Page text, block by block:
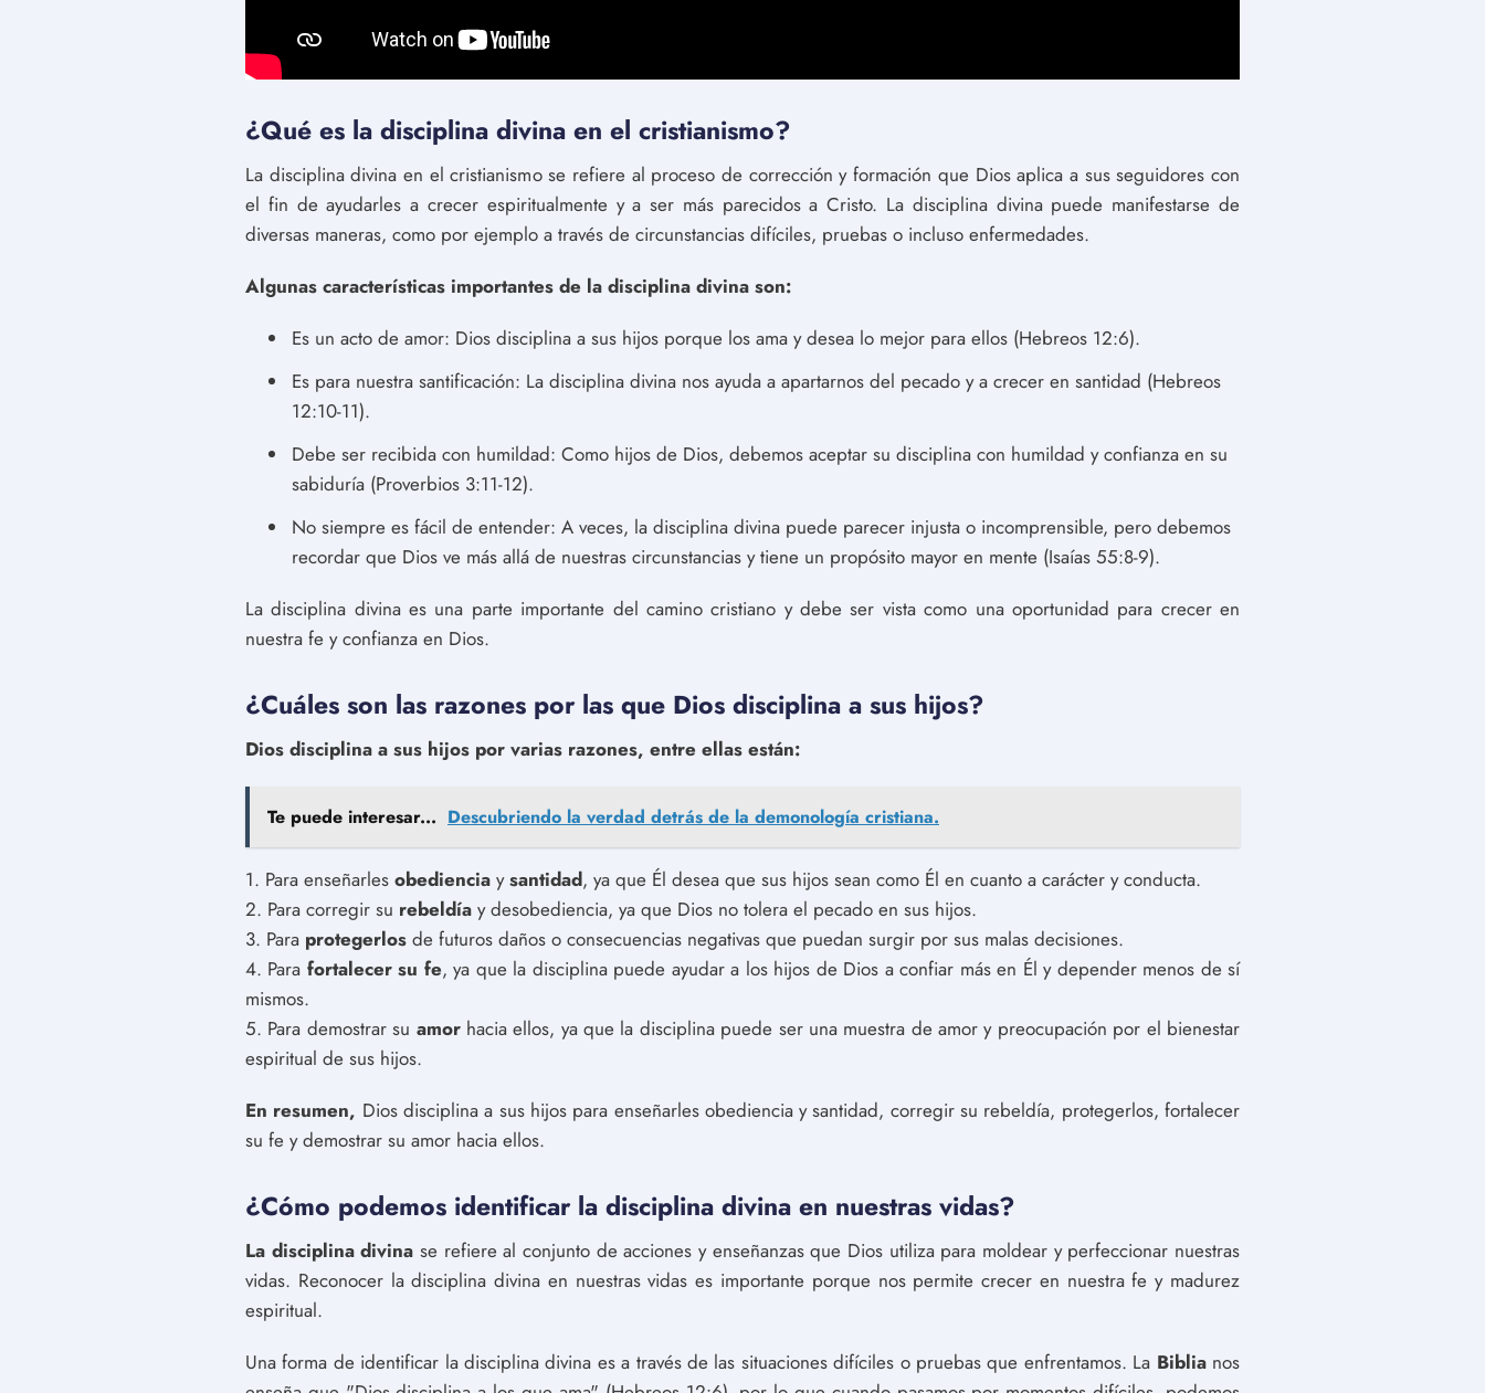
¿Qué es la disciplina divina en el cristianismo?
La disciplina divina en el cristianismo se refiere al proceso de corrección y formación que Dios aplica a sus seguidores con
el fin de ayudarles a crecer espiritualmente y a ser más parecidos a Cristo. La disciplina divina puede manifestarse de
diversas maneras, como por ejemplo a través de circunstancias difíciles, pruebas o incluso enfermedades.
Algunas características importantes de la disciplina divina son:
Es un acto de amor: Dios disciplina a sus hijos porque los ama y desea lo mejor para ellos (Hebreos 12:6).
Es para nuestra santificación: La disciplina divina nos ayuda a apartarnos del pecado y a crecer en santidad (Hebreos
12:10-11).
Debe ser recibida con humildad: Como hijos de Dios, debemos aceptar su disciplina con humildad y confianza en su
sabiduría (Proverbios 3:11-12).
No siempre es fácil de entender: A veces, la disciplina divina puede parecer injusta o incomprensible, pero debemos
recordar que Dios ve más allá de nuestras circunstancias y tiene un propósito mayor en mente (Isaías 55:8-9).
La disciplina divina es una parte importante del camino cristiano y debe ser vista como una oportunidad para crecer en
nuestra fe y confianza en Dios.
¿Cuáles son las razones por las que Dios disciplina a sus hijos?
Dios disciplina a sus hijos por varias razones, entre ellas están:
Te puede interesar... Descubriendo la verdad detrás de la demonología cristiana.
1. Para enseñarles obediencia ysantidad, ya que Él desea que sus hijos sean como Él en cuanto a carácter y conducta.
2. Para corregir su rebeldía y desobediencia, ya que Dios no tolera el pecado en sus hijos.
3. Para protegerlos de futuros daños o consecuencias negativas que puedan surgir por sus malas decisiones.
4. Para fortalecer su fe, ya que la disciplina puede ayudar a los hijos de Dios a confiar más en Él y depender menos de sí
mismos.
5. Para demostrar su amorhacia ellos, ya que la disciplina puede ser una muestra de amor y preocupación por el bienestar
espiritual de sus hijos.
En resumen, Dios disciplina a sus hijos para enseñarles obediencia y santidad, corregir su rebeldía, protegerlos, fortalecer
su fe y demostrar su amor hacia ellos.
¿Cómo podemos identificar la disciplina divina en nuestras vidas?
La disciplina divina se refiere al conjunto de acciones y enseñanzas que Dios utiliza para moldear y perfeccionar nuestras
vidas. Reconocer la disciplina divina en nuestras vidas es importante porque nos permite crecer en nuestra fe y madurez
espiritual.
Una forma de identificar la disciplina divina es a través de las situaciones difíciles o pruebas que enfrentamos. La Biblianos